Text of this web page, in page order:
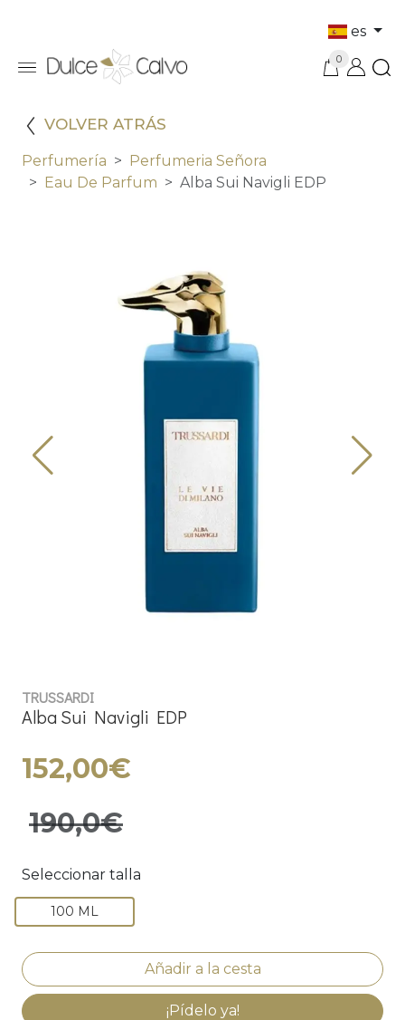
es
0
VOLVER ATRÁS
Perfumería
Perfumeria Señora
Eau De Parfum
Alba Sui Navigli EDP
TRUSSARDI
Alba Sui Navigli EDP
152,00€
190,0€
Seleccionar talla
100 ML
¡Pídelo ya!